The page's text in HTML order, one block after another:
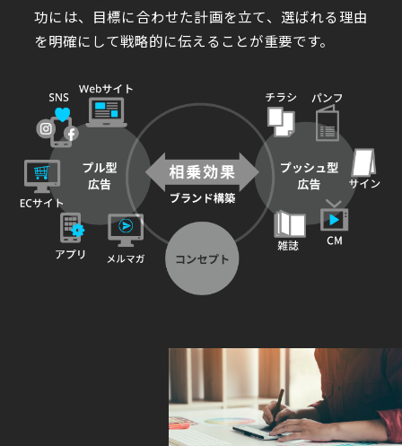
功には、目標に合わせた計画を立て、選ばれる理由
を明確にして戦略的に伝えることが重要です。